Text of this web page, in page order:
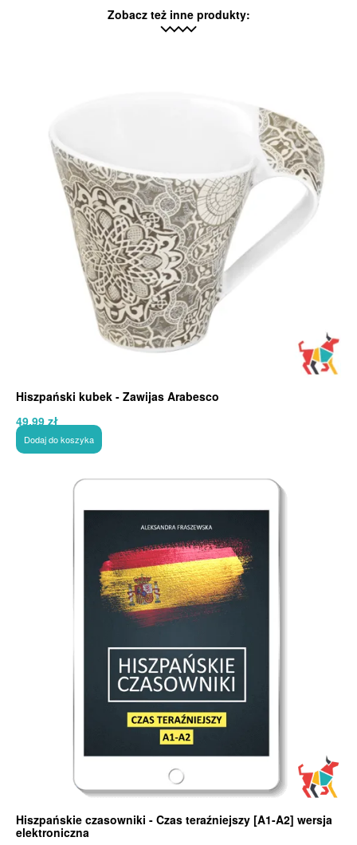
Zobacz też inne produkty:
Hiszpański kubek - Zawijas Arabesco
49,99zł
Dodaj do koszyka
Hiszpańskie czasowniki - Czas teraźniejszy [A1-A2] wersja
elektroniczna